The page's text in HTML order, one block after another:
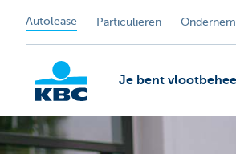
Autolease Particulieren
Je bent